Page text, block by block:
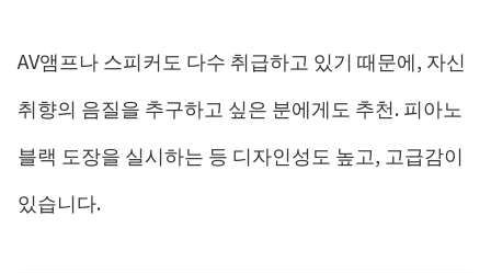
AV앰프나 스피커도 다수 취급하고 있기 때문에, 자신
취향의 음질을 추구하고 싶은 분에게도 추천. 피아노
블랙 도장을 실시하는 등 디자인성도 높고, 고급감이
있습니다.